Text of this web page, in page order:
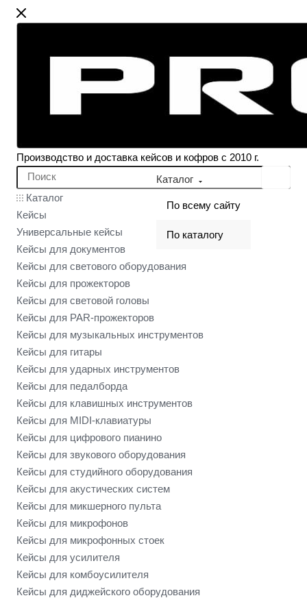
Производство и доставка кейсов и кофров с 2010 г.
Каталог
По всему сайту
По каталогу
Каталог
Кейсы
Универсальные кейсы
Кейсы для документов
Кейсы для светового оборудования
Кейсы для прожекторов
Кейсы для световой головы
Кейсы для PAR-прожекторов
Кейсы для музыкальных инструментов
Кейсы для гитары
Кейсы для ударных инструментов
Кейсы для педалборда
Кейсы для клавишных инструментов
Кейсы для MIDI-клавиатуры
Кейсы для цифрового пианино
Кейсы для звукового оборудования
Кейсы для студийного оборудования
Кейсы для акустических систем
Кейсы для микшерного пульта
Кейсы для микрофонов
Кейсы для микрофонных стоек
Кейсы для усилителя
Кейсы для комбоусилителя
Кейсы для диджейского оборудования